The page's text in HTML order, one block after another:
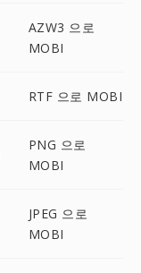
AZW3 으로
MOBI
RTF 으로 MOBI
PNG 으로
MOBI
JPEG 으로
MOBI